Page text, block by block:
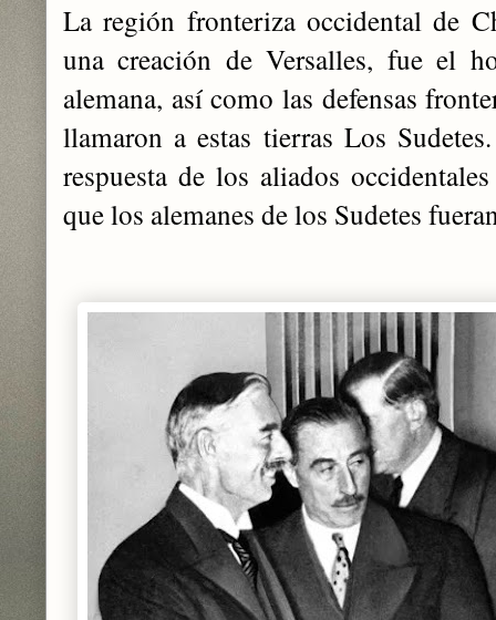
La región fronteriza occidental de
una creación de Versalles, fue el
alemana, así como las defensas
llamaron a estas tierras Los
respuesta de los aliados
que los alemanes de los Sudetes